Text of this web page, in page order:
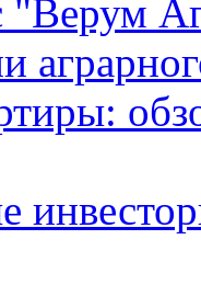
"Верум